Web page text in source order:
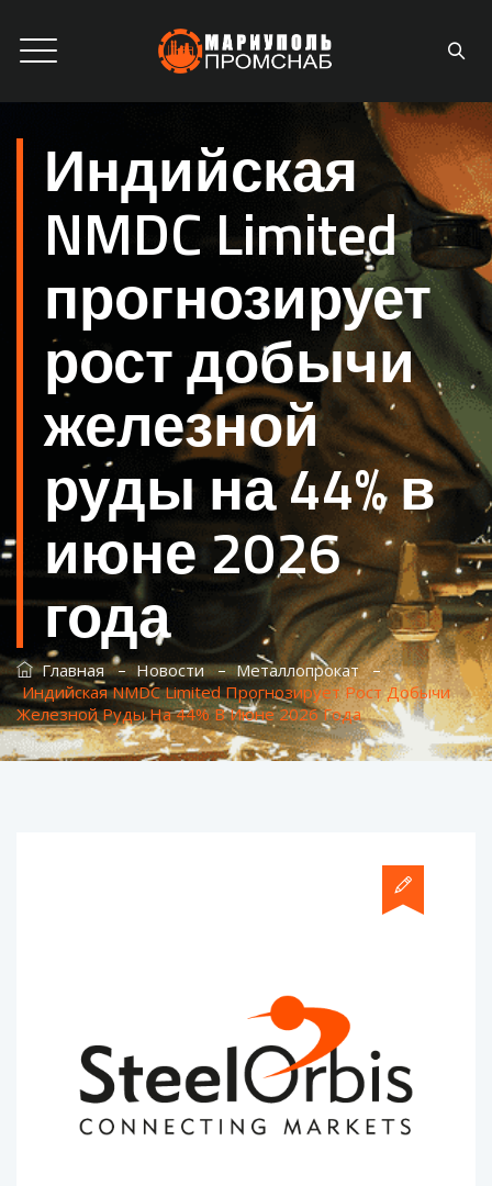
Индийская
NMDC Limited
прогнозирует
рост добычи
железной
руды на 44% в
июне 2026
года
Главная–Новости–Металлопрокат–
Индийская NMDC Limited Прогнозирует Рост Добычи
Железной Руды На 44% В Июне 2026 Года